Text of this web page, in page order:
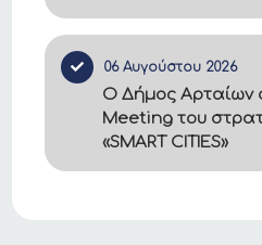
06 Αυγούστου 2026
Ο Δήμος Αρταίων
Meeting του
«SMART CITIES»